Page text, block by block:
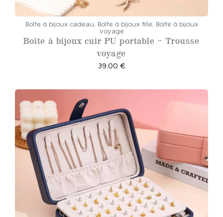
Boîte à bijoux cadeau, Boîte à bijoux fille, Boîte à bijoux
voyage
Boîte à bijoux cuir PU portable – Trousse
voyage
39.00 €